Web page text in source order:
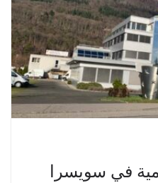
في سويسرا